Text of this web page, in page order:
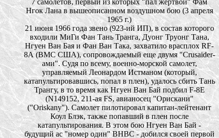
Нгок Лана в вышеописанном воздушном бою (3 апреля
1965 г.)
21 июня 1966 года звено (923-ий ИП), в состав которого
входили МиГи Фан Тань Транга, Дуонг Труонг Тана,
Нгуен Ван Бая и Фан Ван Така, захватило врасплох RF-
8А (ВМС США), сопровождаемый еще двумя "Crusaider-
ами". Судя по всему, военно-морской самолет,
управляемый Леонардом Истманом (который,
катапультировавшись, попал в плен), удалось сбить Тань
Трангу, в то время как Нгуен Ван Бай подбил F-8Е
(N149152, 211-ая FS, авианосец "Орискани"
("Oriskany"). Самолет пилотировал капитан-лейтенант
Коул Блэк, также попавший в плен после
катапультирования. В этом бою Нгуен Ван Бай -
будущий ас "номер один" ВНВС - добился своей первой